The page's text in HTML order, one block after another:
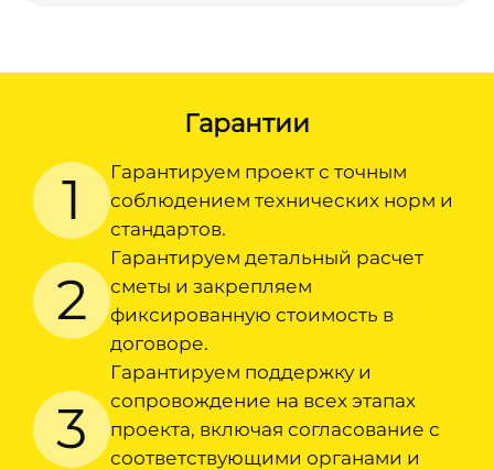
Гарантии
1
Гарантируем проект с точным
соблюдением технических норм и
стандартов.
2
Гарантируем детальный расчет
сметы и закрепляем
фиксированную стоимость в
договоре.
3
Гарантируем поддержку и
сопровождение на всех этапах
проекта, включая согласование с
соответствующими органами и